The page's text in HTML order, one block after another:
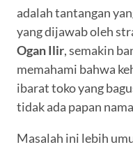
adalah tantangan
yang dijawab oleh
Ogan Ilir, semakin
memahami bahwa
ibarat toko yang
tidak ada papan
Masalah ini lebih